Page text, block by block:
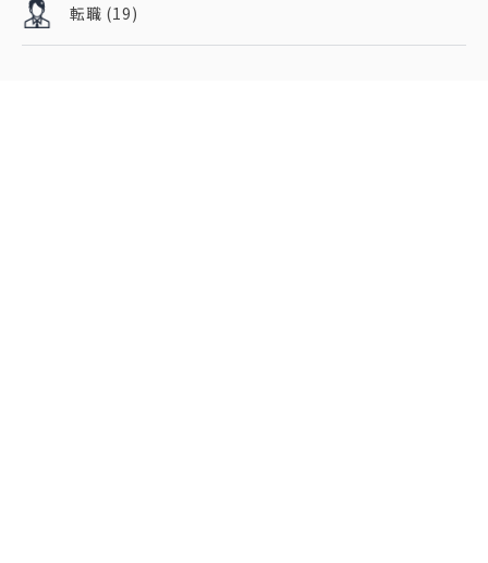
転職 (19)